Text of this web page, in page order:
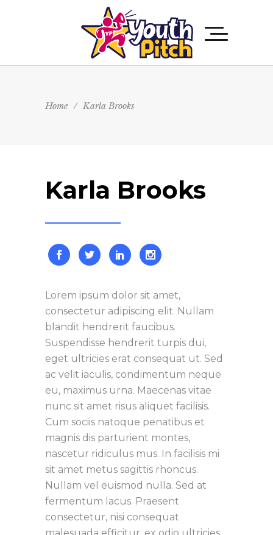
Home / Karla Brooks
Karla Brooks
Lorem ipsum dolor sit amet,
consectetur adipiscing elit. Nullam
blandit hendrerit faucibus.
Suspendisse hendrerit turpis dui,
eget ultricies erat consequat ut. Sed
ac velit iaculis, condimentum neque
eu, maximus urna. Maecenas vitae
nunc sit amet risus aliquet facilisis.
Cum sociis natoque penatibus et
magnis dis parturient montes,
nascetur ridiculus mus. In facilisis mi
sit amet metus sagittis rhoncus.
Nullam vel euismod nulla. Sed at
fermentum lacus. Praesent
consectetur, nisi consequat